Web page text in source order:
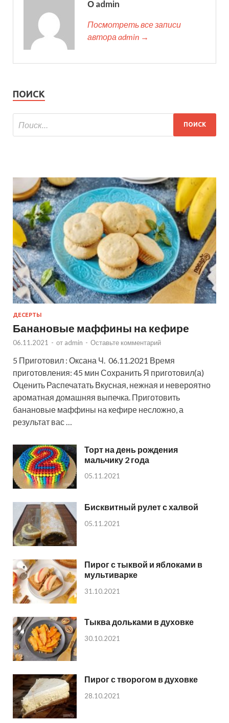
О admin
Посмотреть все записи
автора admin →
ПОИСК
ДЕСЕРТЫ
Банановые маффины на кефире
06.11.2021 - от admin - Оставьте комментарий
5 Приготовил : Оксана Ч. 06.11.2021 Время
приготовления: 45 мин Сохранить Я приготовил(а)
Оценить Распечатать Вкусная, нежная и невероятно
ароматная домашняя выпечка. Приготовить
банановые маффины на кефире несложно, а
результат вас …
Торт на день рождения
мальчику 2 года
05.11.2021
Бисквитный рулет с халвой
05.11.2021
Пирог с тыквой и яблоками в
мультиварке
31.10.2021
Тыква дольками в духовке
30.10.2021
Пирог с творогом в духовке
28.10.2021